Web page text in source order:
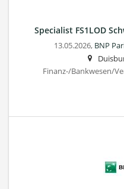
Specialist FS1LOD
13.05.2026, BNP
Finanz-/Bankwesen/